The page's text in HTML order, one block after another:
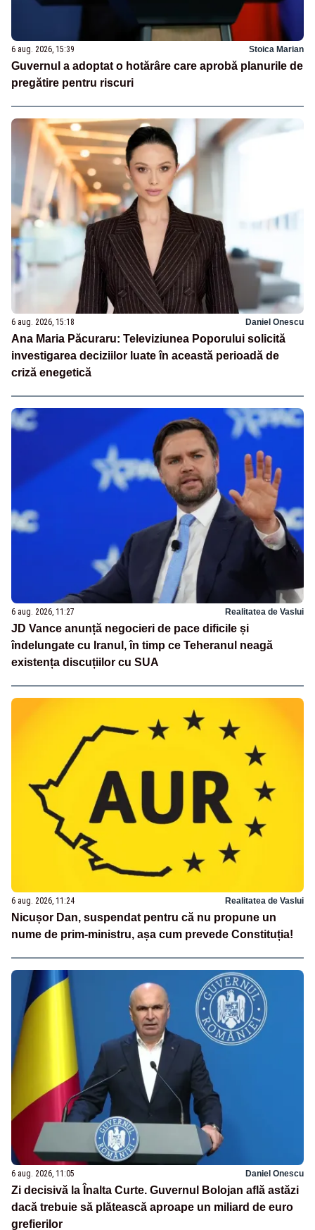
6 aug. 2026, 15:39 Stoica Marian
Guvernul a adoptat o hotărâre care aprobă planurile de
pregătire pentru riscuri
6 aug. 2026, 15:18 Daniel Onescu
Ana Maria Păcuraru: Televiziunea Poporului solicită
investigarea deciziilor luate în această perioadă de
criză enegetică
6 aug. 2026, 11:27 Realitatea de Vaslui
JD Vance anunță negocieri de pace dificile și
îndelungate cu Iranul, în timp ce Teheranul neagă
existența discuțiilor cu SUA
6 aug. 2026, 11:24 Realitatea de Vaslui
Nicușor Dan, suspendat pentru că nu propune un
nume de prim-ministru, așa cum prevede Constituția!
6 aug. 2026, 11:05 Daniel Onescu
Zi decisivă la Înalta Curte. Guvernul Bolojan află astăzi
dacă trebuie să plătească aproape un miliard de euro
grefierilor